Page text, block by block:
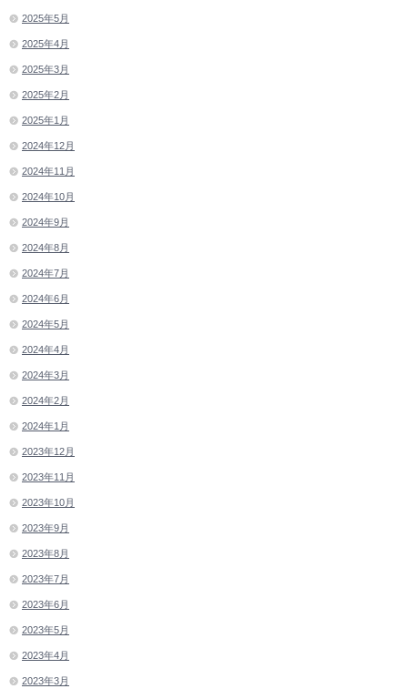
2025年5月
2025年4月
2025年3月
2025年2月
2025年1月
2024年12月
2024年11月
2024年10月
2024年9月
2024年8月
2024年7月
2024年6月
2024年5月
2024年4月
2024年3月
2024年2月
2024年1月
2023年12月
2023年11月
2023年10月
2023年9月
2023年8月
2023年7月
2023年6月
2023年5月
2023年4月
2023年3月